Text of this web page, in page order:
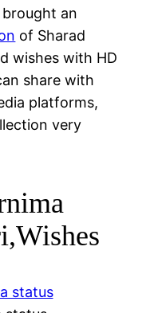
an
of Sharad
wishes with HD
share with
platforms,
very